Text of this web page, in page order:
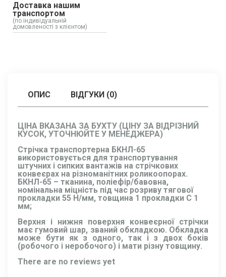
Доставка нашим
транспортом
(по індивідуальній
домовленості з клієнтом)
ОПИС ВІДГУКИ (0)
ЦІНА ВКАЗАНА ЗА БУХТУ (ЦІНУ ЗА ВІДРІЗНИЙ
КУСОК, УТОЧНЮЙТЕ У МЕНЕДЖЕРА)
Стрічка транспортерна БКНЛ-65
використовується для транспортування
штучних і сипких вантажів на стрічкових
конвеєрах на різноманітних роликоопорах.
БКНЛ-65 – тканина, поліефір/бавовна,
номінальна міцність під час розриву тягової
прокладки 55 Н/мм, товщина 1 прокладки C 1
мм;
Верхня і нижня поверхня конвеєрної стрічки
має гумовий шар, званий обкладкою. Обкладка
може бути як з одного, так і з двох боків
(робочого і неробочого) і мати різну товщину.
There are no reviews yet